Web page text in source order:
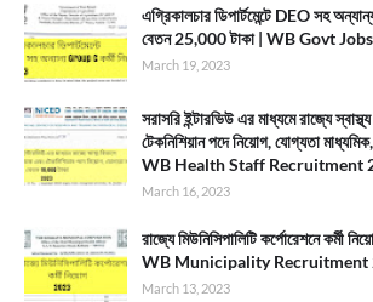
এগ্রিকালচার ডিপার্টমেন্টে DEO সহ
বেতন 25,000 টাকা | WB Govt
March 19, 2023
সরাসরি ইন্টারভিউ এর মাধ্যমে রাজ্যে
টেকনিশিয়ান পদে নিয়োগ, যোগ্যতা
WB Health Staff Recruitment
March 16, 2023
রাজ্যে মিউনিসিপালিটি কর্পোরেশনে কর্মী
WB Municipality Recruitment
March 13, 2023